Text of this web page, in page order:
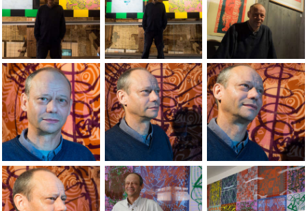
Jean-Pierre Sergent au finissage de l'exposition au Grand-
Portrait de Jean-Pierre Sergent ÃÂ
Jean-Pierre
Jean-Pierre Sergent au finissage de l'exposition au Grand-
Jean-Pierre Sergent au finissage de
Portrait de Jean-